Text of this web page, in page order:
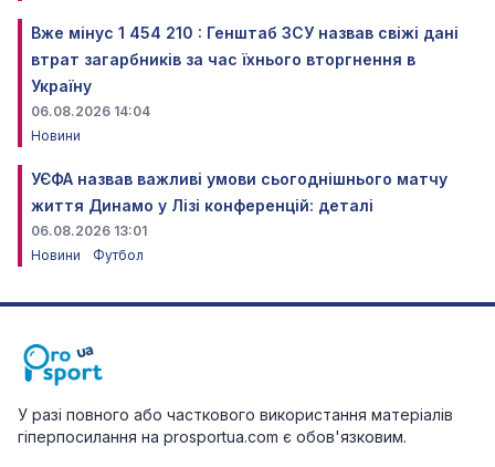
Вже мінус 1 454 210 : Генштаб ЗСУ назвав свіжі дані
втрат загарбників за час їхнього вторгнення в
Україну
06.08.2026 14:04
Новини
УЄФА назвав важливі умови сьогоднішнього матчу
життя Динамо у Лізі конференцій: деталі
06.08.2026 13:01
Новини
Футбол
У разі повного або часткового використання матеріалів
гіперпосилання на prosportua.com є обов'язковим.